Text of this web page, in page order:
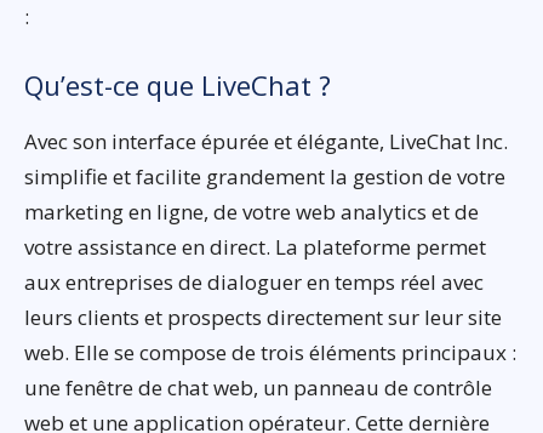
:
Qu’est-ce que LiveChat ?
Avec son interface épurée et élégante, LiveChat Inc.
simplifie et facilite grandement la gestion de votre
marketing en ligne, de votre web analytics et de
votre assistance en direct. La plateforme permet
aux entreprises de dialoguer en temps réel avec
leurs clients et prospects directement sur leur site
web. Elle se compose de trois éléments principaux :
une fenêtre de chat web, un panneau de contrôle
web et une application opérateur. Cette dernière